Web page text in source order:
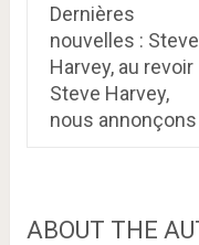
Dernières
nouvelles : Steve
Harvey, au revoir
Steve Harvey,
nous annonçons
ABOUT THE